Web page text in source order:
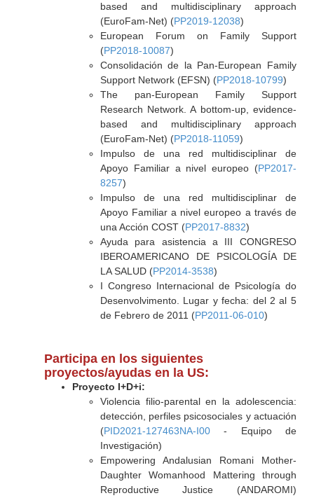
based and multidisciplinary approach
(EuroFam-Net) (PP2019-12038)
European Forum on Family Support
(PP2018-10087)
Consolidación de la Pan-European Family
Support Network (EFSN) (PP2018-10799)
The pan-European Family Support
Research Network. A bottom-up, evidence-
based and multidisciplinary approach
(EuroFam-Net) (PP2018-11059)
Impulso de una red multidisciplinar de
Apoyo Familiar a nivel europeo (PP2017-
8257)
Impulso de una red multidisciplinar de
Apoyo Familiar a nivel europeo a través de
una Acción COST (PP2017-8832)
Ayuda para asistencia a III CONGRESO
IBEROAMERICANO DE PSICOLOGÍA DE
LA SALUD (PP2014-3538)
I Congreso Internacional de Psicología do
Desenvolvimento. Lugar y fecha: del 2 al 5
de Febrero de 2011 (PP2011-06-010)
Participa en los siguientes
proyectos/ayudas en la US:
Proyecto I+D+i:
Violencia filio-parental en la adolescencia:
detección, perfiles psicosociales y actuación
(PID2021-127463NA-I00- Equipo de
Investigación)
Empowering Andalusian Romani Mother-
Daughter Womanhood Mattering through
Reproductive Justice (ANDAROMI)